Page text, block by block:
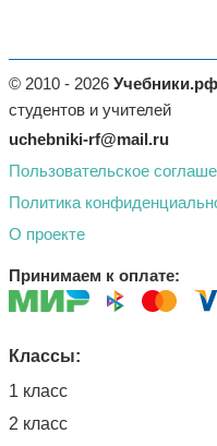
© 2010 - 2026 Учебники.рф
студентов и учителей
uchebniki-rf@mail.ru
Пользовательское
Политика
О проекте
Принимаем к оплате:
Классы:
1 класс
2 класс